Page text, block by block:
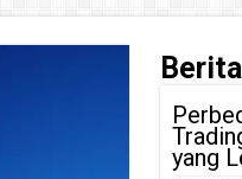
yang